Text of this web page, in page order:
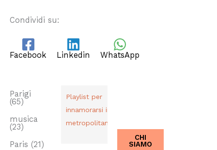
Condividi su:
Facebook Linkedin WhatsApp
CHI
SIAMO
Playlist per
innamorarsi in
metropolitana
Parigi
(65)
musica
(23)
Paris(21)